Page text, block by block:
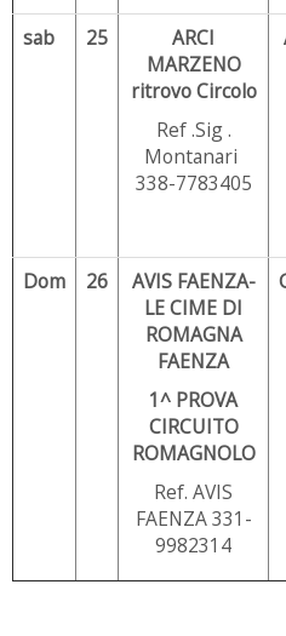
sab 25
ARCI
MARZENO
ritrovo Circolo
Ref .Sig .
Montanari
338-7783405
Dom 26
AVIS FAENZA-
LE CIME DI
ROMAGNA
FAENZA
1^ PROVA
CIRCUITO
ROMAGNOLO
Ref. AVIS
FAENZA 331-
9982314